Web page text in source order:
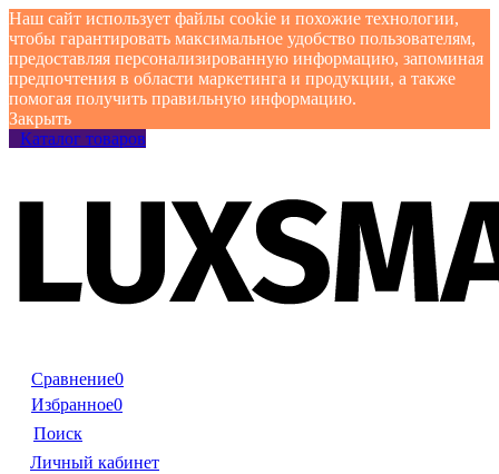
Наш сайт использует файлы cookie и похожие технологии,
чтобы гарантировать максимальное удобство пользователям,
предоставляя персонализированную информацию, запоминая
предпочтения в области маркетинга и продукции, а также
помогая получить правильную информацию.
Закрыть
Каталог товаров
Сравнение0
Избранное0
Поиск
Личный кабинет